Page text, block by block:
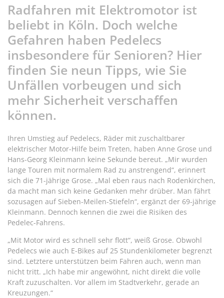
Radfahren mit Elektromotor ist
beliebt in Köln. Doch welche
Gefahren haben Pedelecs
insbesondere für Senioren? Hier
finden Sie neun Tipps, wie Sie
Unfällen vorbeugen und sich
mehr Sicherheit verschaffen
können.
Ihren Umstieg auf Pedelecs, Räder mit zuschaltbarer
elektrischer Motor-Hilfe beim Treten, haben Anne Grose und
Hans-Georg Kleinmann keine Sekunde bereut. „Mir wurden
lange Touren mit normalem Rad zu anstrengend“, erinnert
sich die 71-jährige Grose. „Mal eben raus nach Rodenkirchen,
da macht man sich keine Gedanken mehr drüber. Man fährt
sozusagen auf Sieben-Meilen-Stiefeln“, ergänzt der 69-jährige
Kleinmann. Dennoch kennen die zwei die Risiken des
Pedelec-Fahrens.
„Mit Motor wird es schnell sehr flott“, weiß Grose. Obwohl
Pedelecs wie auch E-Bikes auf 25 Stundenkilometer begrenzt
sind. Letztere unterstützen beim Fahren auch, wenn man
nicht tritt. „Ich habe mir angewöhnt, nicht direkt die volle
Kraft zuzuschalten. Vor allem im Stadtverkehr, gerade an
Kreuzungen.“